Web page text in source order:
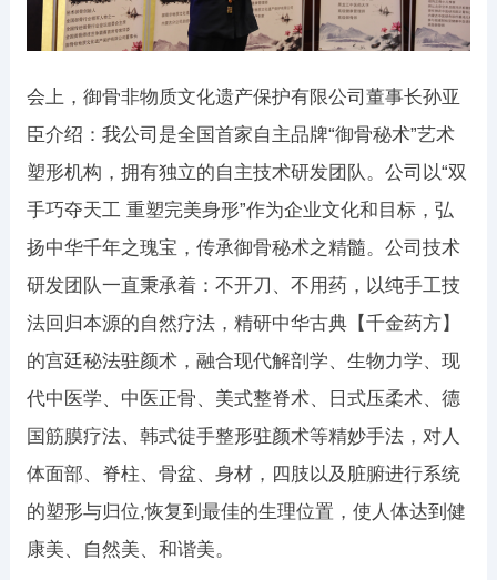
会上，御骨非物质文化遗产保护有限公司董事长孙亚
臣介绍：我公司是全国首家自主品牌“御骨秘术”艺术
塑形机构，拥有独立的自主技术研发团队。公司以“双
手巧夺天工 重塑完美身形”作为企业文化和目标，弘
扬中华千年之瑰宝，传承御骨秘术之精髓。公司技术
研发团队一直秉承着：不开刀、不用药，以纯手工技
法回归本源的自然疗法，精研中华古典【千金药方】
的宫廷秘法驻颜术，融合现代解剖学、生物力学、现
代中医学、中医正骨、美式整脊术、日式压柔术、德
国筋膜疗法、韩式徒手整形驻颜术等精妙手法，对人
体面部、脊柱、骨盆、身材，四肢以及脏腑进行系统
的塑形与归位,恢复到最佳的生理位置，使人体达到健
康美、自然美、和谐美。